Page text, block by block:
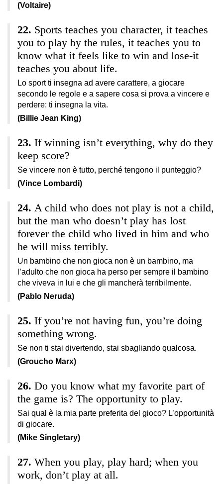
(Voltaire)
Sports teaches you character, it teaches
you to play by the rules, it teaches you to
know what it feels like to win and lose-it
teaches you about life.
Lo sport ti insegna ad avere carattere, a giocare
secondo le regole e a sapere cosa si prova a vincere e
perdere: ti insegna la vita.
(Billie Jean King)
If winning isn’t everything, why do they
keep score?
Se vincere non è tutto, perché tengono il punteggio?
(Vince Lombardi)
A child who does not play is not a child,
but the man who doesn’t play has lost
forever the child who lived in him and who
he will miss terribly.
Un bambino che non gioca non è un bambino, ma
l’adulto che non gioca ha perso per sempre il bambino
che viveva in lui e che gli mancherà terribilmente.
(Pablo Neruda)
If you’re not having fun, you’re doing
something wrong.
Se non ti stai divertendo, stai sbagliando qualcosa.
(Groucho Marx)
Do you know what my favorite part of
the game is? The opportunity to play.
Sai qual è la mia parte preferita del gioco? L’opportunità
di giocare.
(Mike Singletary)
When you play, play hard; when you
work, don’t play at all.